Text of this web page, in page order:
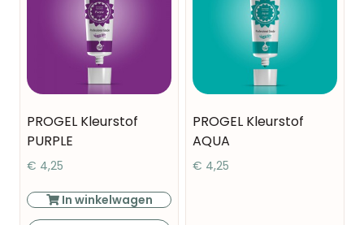
PROGEL Kleurstof
PURPLE
€ 4,25
In winkelwagen
PROGEL Kleurstof
AQUA
€ 4,25